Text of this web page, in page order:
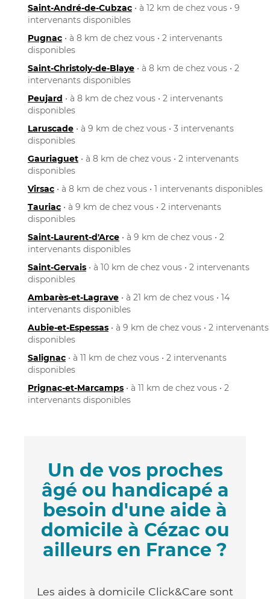
Saint-André-de-Cubzac • à 12 km de chez vous • 9
intervenants disponibles
Pugnac • à 8 km de chez vous • 2 intervenants
disponibles
Saint-Christoly-de-Blaye • à 8 km de chez vous • 2
intervenants disponibles
Peujard • à 8 km de chez vous • 2 intervenants
disponibles
Laruscade • à 9 km de chez vous • 3 intervenants
disponibles
Gauriaguet • à 8 km de chez vous • 2 intervenants
disponibles
Virsac • à 8 km de chez vous • 1 intervenants disponibles
Tauriac • à 9 km de chez vous • 2 intervenants
disponibles
Saint-Laurent-d'Arce • à 9 km de chez vous • 2
intervenants disponibles
Saint-Gervais • à 10 km de chez vous • 2 intervenants
disponibles
Ambarès-et-Lagrave • à 21 km de chez vous • 14
intervenants disponibles
Aubie-et-Espessas • à 9 km de chez vous • 2 intervenants
disponibles
Salignac • à 11 km de chez vous • 2 intervenants
disponibles
Prignac-et-Marcamps • à 11 km de chez vous • 2
intervenants disponibles
Un de vos proches
âgé ou handicapé a
besoin d'une aide à
domicile à Cézac ou
ailleurs en France ?
Les aides à domicile Click&Care sont